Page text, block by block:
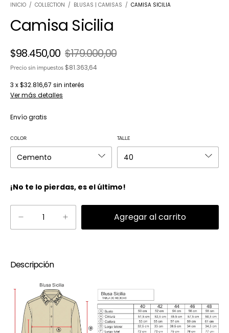
INICIO / COLLECTION / BLUSAS | CAMISAS / CAMISA SICILIA
Camisa Sicilia
$98.450,00 $179.000,00
Precio sin impuestos $81.363,64
3 x$32.816,67 sin interés
Ver más detalles
Envío gratis
COLOR TALLE
¡No te lo pierdas, es el último!
Descripción